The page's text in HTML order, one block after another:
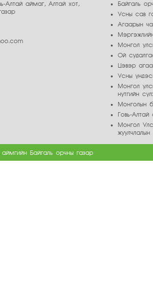
Алтай аймаг, Алтай хот,
Байгаль
Усны сав
Агаарын
Монгол
Ой
Цэвэр
Усны
Монгол
нутгийн
Монголын
Говь-
Монгол
Байгаль орчны газар